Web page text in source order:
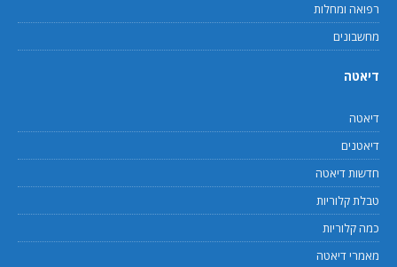
רפואה ומחלות
מחשבונים
דיאטה
דיאטה
דיאטנים
חדשות דיאטה
טבלת קלוריות
כמה קלוריות
מאמרי דיאטה